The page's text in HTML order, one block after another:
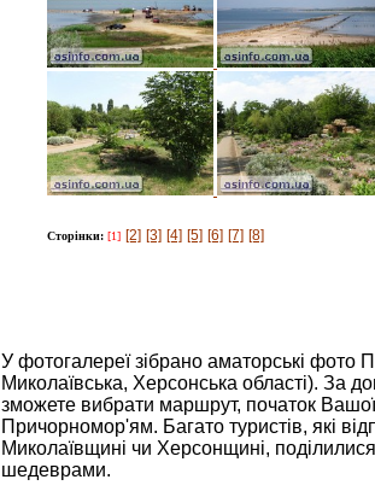
Сторінки: [1] [2] [3] [4] [5] [6] [7] [8]
У фотогалереї зібрано аматорські фото
Миколаївська, Херсонська області). За
зможете вибрати маршрут, початок
Причорномор'ям. Багато туристів, які
Миколаївщині чи Херсонщині,
шедеврами.